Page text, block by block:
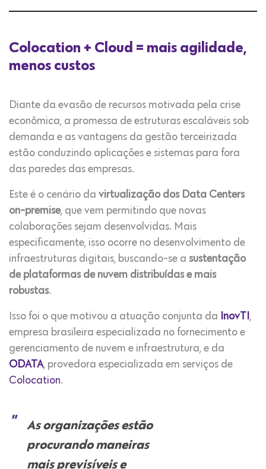
Colocation + Cloud = mais agilidade,
menos custos
Diante da evasão de recursos motivada pela crise
econômica, a promessa de estruturas escaláveis sob
demanda e as vantagens da gestão terceirizada
estão conduzindo aplicações e sistemas para fora
das paredes das empresas.
Este é o cenário da virtualização dos Data Centers
on-premise, que vem permitindo que novas
colaborações sejam desenvolvidas. Mais
especificamente, isso ocorre no desenvolvimento de
infraestruturas digitais, buscando-se a sustentação
de plataformas de nuvem distribuídas e mais
robustas.
Isso foi o que motivou a atuação conjunta da InovTI ,
empresa brasileira especializada no fornecimento e
gerenciamento de nuvem e infraestrutura, e da
ODATA, provedora especializada em serviços de
Colocation.
As organizações estão
procurando maneiras
mais previsíveis e